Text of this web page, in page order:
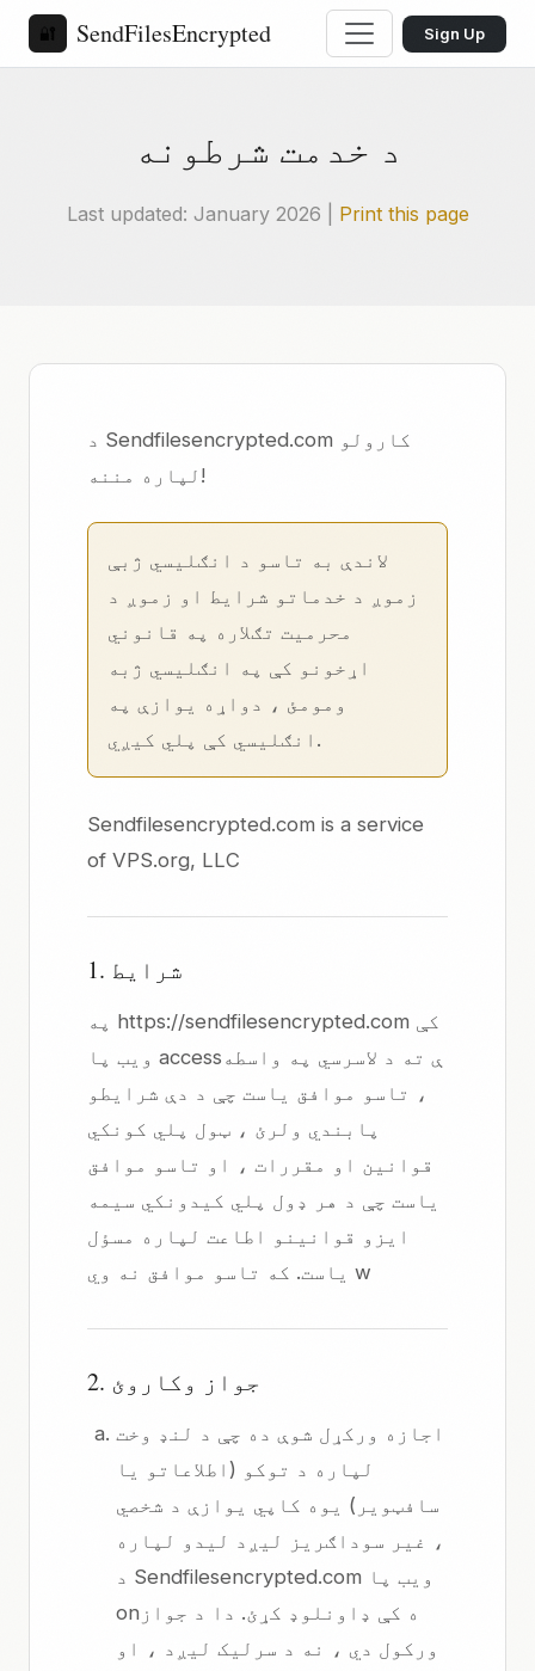
🔐 SendFilesEncrypted Sign Up
د خدمت شرطونه
Last updated: January 2026 | Print this page
د Sendfilesencrypted.com کارولو
لپاره مننه!
لاندې به تاسو د انګلیسي ژبې
زموږ د خدماتو شرایط او زموږ د
محرمیت تګلاره په قانوني
اړخونو کې په انګلیسي ژبه
ومومئ ، دواړه یوازې په
انګلیسي کې پلي کیږي.
Sendfilesencrypted.com is a service
of VPS.org, LLC
1. شرایط
په https://sendfilesencrypted.com کې
ویب پا accessې ته د لاسرسي په واسطه
، تاسو موافق یاست چې د دې شرایطو
پابندي ولرئ ، ټول پلي کونکي
قوانین او مقررات ، او تاسو موافق
یاست چې د هر ډول پلي کیدونکي سیمه
ایزو قوانینو اطاعت لپاره مسؤل
یاست. که تاسو موافق نه وي w
2. جواز وکاروئ
اجازه ورکړل شوې ده چې د لنډ وخت
لپاره د توکو (اطلاعاتو یا
سافټویر) یوه کاپي یوازې د شخصي
، غیر سوداګریز لیږد لیدو لپاره
د Sendfilesencrypted.com ویب پا
onه کې ډاونلوډ کړئ. دا د جواز
ورکول دي ، نه د سرلیک لیږد ، او